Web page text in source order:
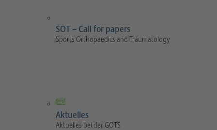
SOT – Call for papers
Sports Orthopaedics and Traumatology
Aktuelles
Aktuelles bei der GOTS